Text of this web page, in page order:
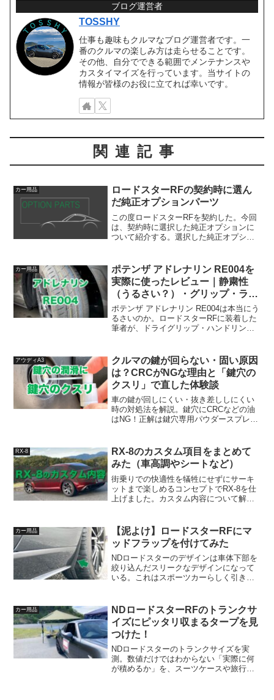
ブログ運営者
TOSSHY
仕事も趣味もクルマなブログ運営者です。一
番のクルマの楽しみ方は走らせることです。
その他、自分でできる範囲でメンテナンスや
カスタイマイズを行っています。当サイトの
情報が皆様のお役に立てれば幸いです。
関連記事
カー用品
ロードスターRFの契約時に選ん
だ純正オプションパーツ
この度ロードスターRFを契約した。今回
は、契約時に選択した純正オプションに
ついて紹介する。選択した純正オプショ
ン」がある。メーカーオプション：自動
車メーカーの工場出荷時...
カー用品
ポテンザ アドレナリン RE004を
実際に使ったレビュー｜静粛性
（うるさい？）・グリップ・ライ
フを正直評価
ポテンザ アドレナリン RE004は本当にう
るさいのか。ロードスターRFに装着した
筆者が、ドライグリップ・ハンドリン
まで使った実体験と、購入前に知りたい
注意点を紹介。
アウディA3
クルマの鍵が回らない・固い原因
は？CRCがNGな理由と「鍵穴の
クスリ」で直した体験談
車の鍵が回しにくい・抜き差ししにくい
時の対処法を解説。鍵穴にCRCなどの油
はNG！正解は鍵穴専用パウダースプレー
消した体験を紹介します。
RX-8
RX-8のカスタム項目をまとめて
みた（車高調やシートなど）
街乗りでの快適性を犠牲にせずにサーキ
ットまで楽しめるコンセプトでRX-8を仕
上げました。カスタム内容について解説
カー用品
【泥よけ】ロードスターRFにマ
ッドフラップを付けてみた
NDロードスターのデザインは車体下部を
絞り込んだスリークなデザインになって
いる。これはスポーツカーらしく引き締
やすいという悩みがある。同じ悩みを抱
えているNDロードスタ...
カー用品
NDロードスターRFのトランクサ
イズにピッタリ収まるタープを見
つけた！
NDロードスターのトランクサイズを実
測。数値だけではわからない「実際に何
が積めるか」を、スーツケースや旅行荷